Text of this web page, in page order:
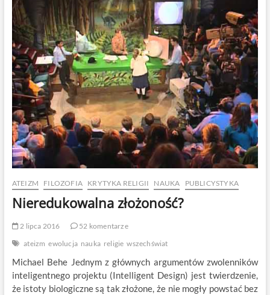
nim
między
innymi
o
„Ince”,
o
prowincji
w
cieniu
kościołów
i
ofiarach
ATEIZM FILOZOFIA KRYTYKA RELIGII NAUKA PUBLICYSTYKA
Nieredukowalna złożoność?
2 lipca 2016
52 komentarze
ateizm ewolucja nauka religie wszechświat
Michael Behe Jednym z głównych argumentów zwolenników
inteligentnego projektu (Intelligent Design) jest twierdzenie,
że istoty biologiczne są tak złożone, że nie mogły powstać bez